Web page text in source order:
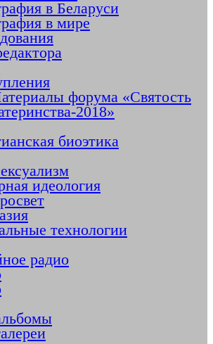
в Беларуси
в мире
форума «Святость
2018»
биоэтика
идеология
технологии
радио